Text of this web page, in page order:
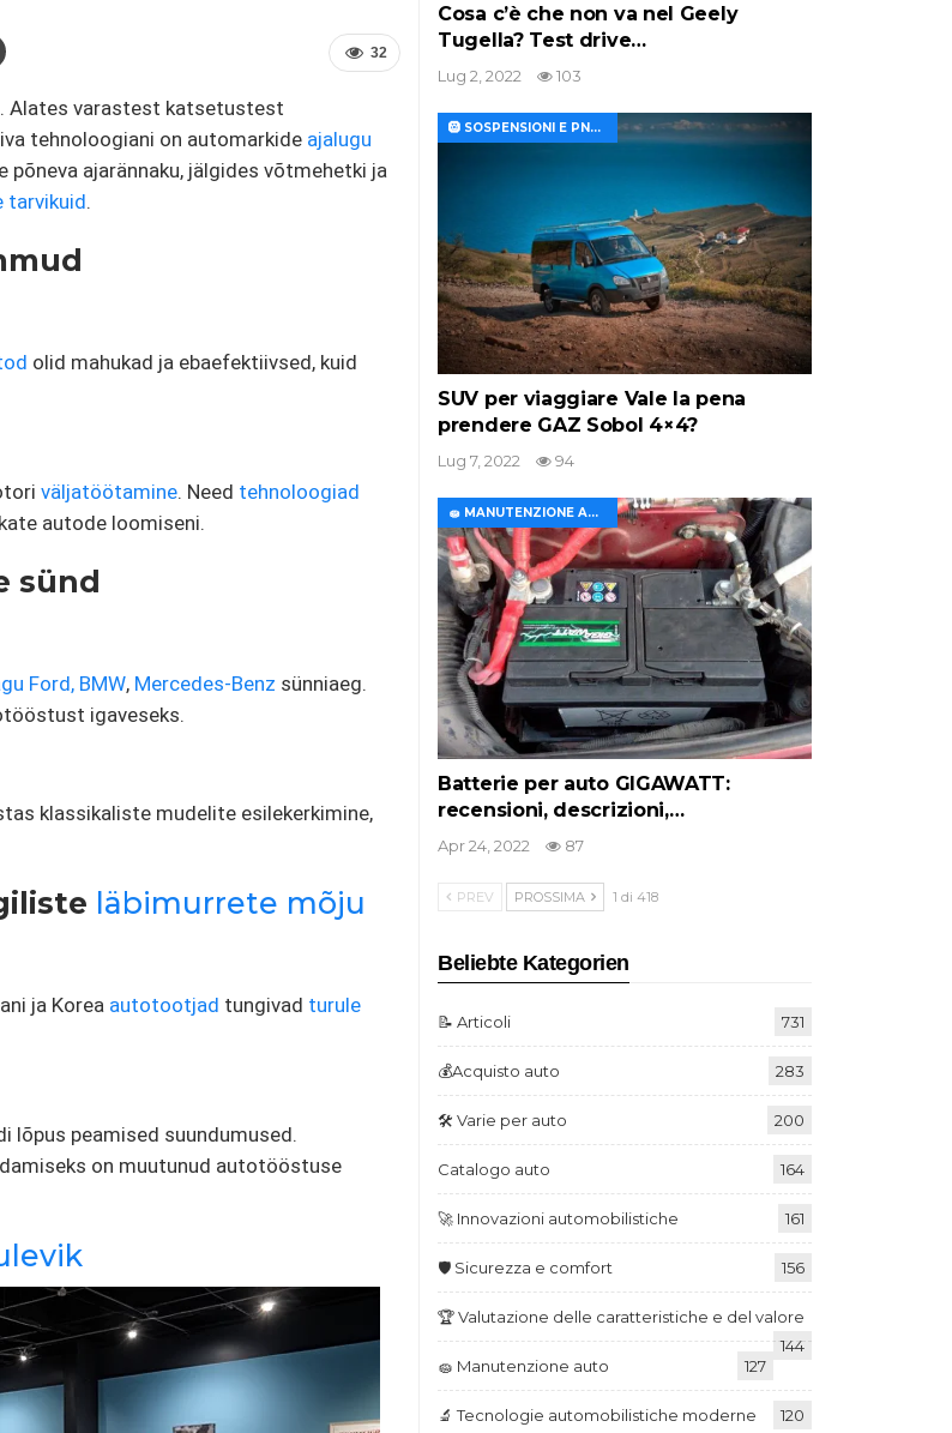
32
Alates varastest katsetustest
tehnoloogiani on automarkide ajalugu
ajarännaku, jälgides võtmehetki ja
tarvikuid.
olid mahukad ja ebaefektiivsed, kuid
väljatöötamine. Need tehnoloogiad
autode loomiseni.
sünd
Ford, BMW, Mercedes-Benz sünniaeg.
igaveseks.
klassikaliste mudelite esilekerkimine,
läbimurrete mõju
ja Korea autotootjad tungivad turule
lõpus peamised suundumused.
on muutunud autotööstuse
Cosa c’è che non va nel Geely
Tugella? Test drive…
Lug 2, 2022 103
🛞 SOSPENSIONI E PNEUMATICI
SUV per viaggiare Vale la pena
prendere GAZ Sobol 4×4?
Lug 7, 2022 94
🧽 MANUTENZIONE AUTO
Batterie per auto GIGAWATT:
recensioni, descrizioni,…
Apr 24, 2022 87
PREV PROSSIMA 1 di 418
Beliebte Kategorien
📝 Articoli 731
💰Acquisto auto 283
🛠️ Varie per auto 200
Catalogo auto 164
🚀 Innovazioni automobilistiche 161
🛡️ Sicurezza e comfort 156
🏆 Valutazione delle caratteristiche e del valore
144
🧽 Manutenzione auto
127
🔬 Tecnologie automobilistiche moderne 120